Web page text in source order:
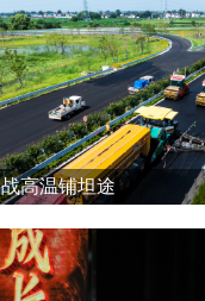
战高温铺坦途